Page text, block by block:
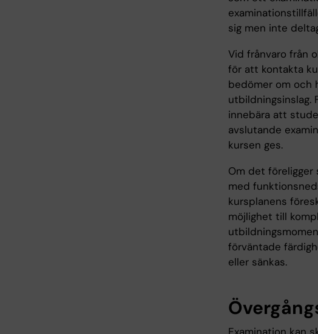
sig men inte
Vid frånvaro från
för att kontakta
bedömer om och
utbildningsinslag.
innebära att
avslutande
kursen ges.
Om det föreligger
med
kursplanens
möjlighet till
förväntade
eller sänkas.